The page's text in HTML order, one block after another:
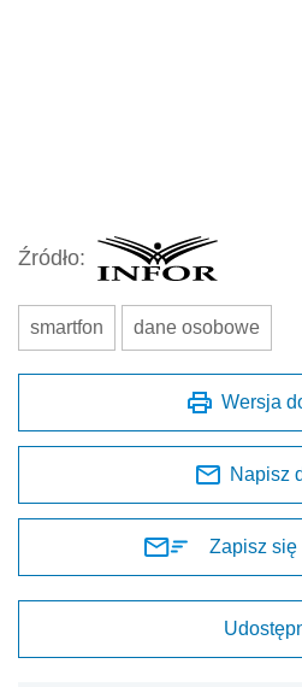
Źródło:
smartfon dane osobowe
Wersja
Napisz
Zapisz się